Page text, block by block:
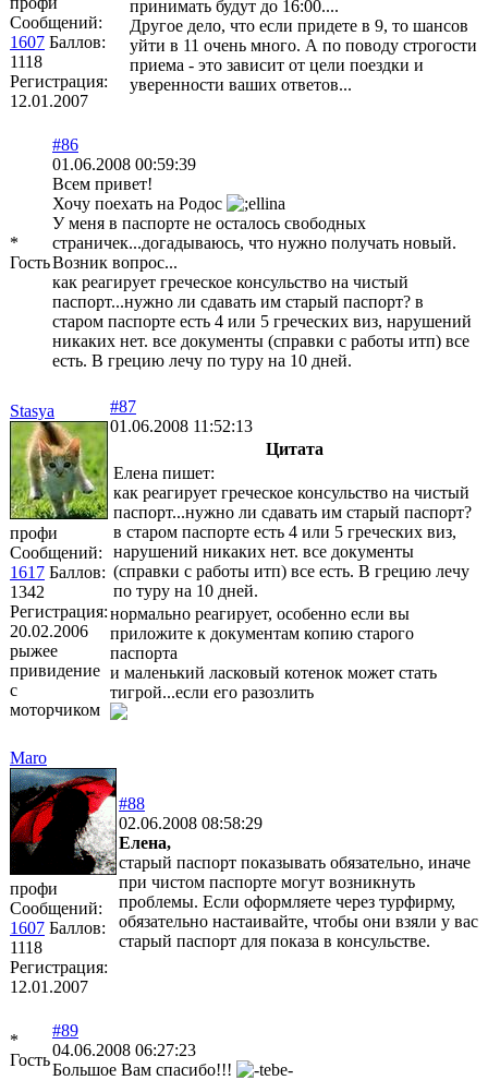
Сообщений:
1607 Баллов:
1118
Регистрация:
12.01.2007
принимать будут до 16:00....
Другое дело, что если придете в 9, то шансов
уйти в 11 очень много. А по поводу строгости
приема - это зависит от цели поездки и
уверенности ваших ответов...
*
Гость
#86
01.06.2008 00:59:39
Всем привет!
Хочу поехать на Родос
У меня в паспорте не осталось свободных
страничек...догадываюсь, что нужно получать новый.
Возник вопрос...
как реагирует греческое консульство на чистый
паспорт...нужно ли сдавать им старый паспорт? в
старом паспорте есть 4 или 5 греческих виз, нарушений
никаких нет. все документы (справки с работы итп) все
есть. В грецию лечу по туру на 10 дней.
Stasya
профи
Сообщений:
1617 Баллов:
1342
Регистрация:
20.02.2006
рыжее
привидение
с
моторчиком
#87
01.06.2008 11:52:13
Цитата
Елена пишет:
как реагирует греческое консульство на чистый
паспорт...нужно ли сдавать им старый паспорт?
в старом паспорте есть 4 или 5 греческих виз,
нарушений никаких нет. все документы
(справки с работы итп) все есть. В грецию лечу
по туру на 10 дней.
нормально реагирует, особенно если вы
приложите к документам копию старого
паспорта
и маленький ласковый котенок может стать
тигрой...если его разозлить
Maro
профи
Сообщений:
1607 Баллов:
1118
Регистрация:
12.01.2007
#88
02.06.2008 08:58:29
Елена,
старый паспорт показывать обязательно, иначе
при чистом паспорте могут возникнуть
проблемы. Если оформляете через турфирму,
обязательно настаивайте, чтобы они взяли у вас
старый паспорт для показа в консульстве.
*
Гость
#89
04.06.2008 06:27:23
Большое Вам спасибо!!!